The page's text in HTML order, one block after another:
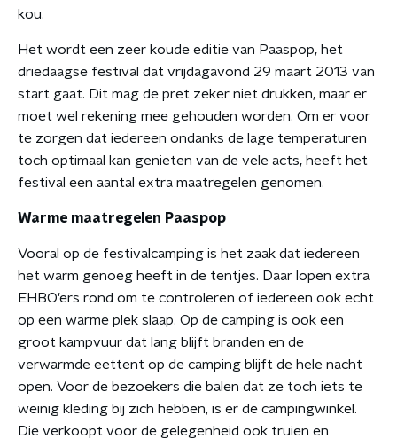
kou.
Het wordt een zeer koude editie van Paaspop, het
driedaagse festival dat vrijdagavond 29 maart 2013 van
start gaat. Dit mag de pret zeker niet drukken, maar er
moet wel rekening mee gehouden worden. Om er voor
te zorgen dat iedereen ondanks de lage temperaturen
toch optimaal kan genieten van de vele acts, heeft het
festival een aantal extra maatregelen genomen.
Warme maatregelen Paaspop
Vooral op de festivalcamping is het zaak dat iedereen
het warm genoeg heeft in de tentjes. Daar lopen extra
EHBO'ers rond om te controleren of iedereen ook echt
op een warme plek slaap. Op de camping is ook een
groot kampvuur dat lang blijft branden en de
verwarmde eettent op de camping blijft de hele nacht
open. Voor de bezoekers die balen dat ze toch iets te
weinig kleding bij zich hebben, is er de campingwinkel.
Die verkoopt voor de gelegenheid ook truien en